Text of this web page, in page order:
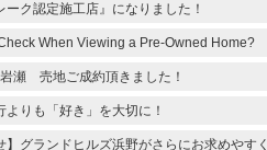
ーク認定施工店』になりました！
When Viewing a Pre-Owned Home?
瀬 売地ご成約頂きました！
よりも「好き」を大切に！
】グランドヒルズ浜野がさらにお求めやすく